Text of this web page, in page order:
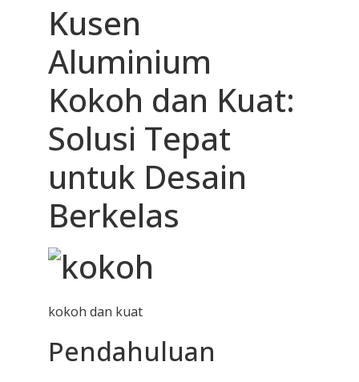
Kusen
Aluminium
Kokoh dan Kuat:
Solusi Tepat
untuk Desain
Berkelas
kokoh dan kuat
Pendahuluan